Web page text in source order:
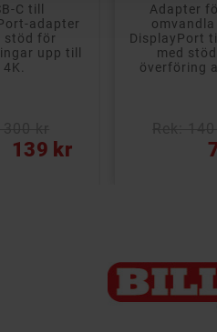
för att
från
till HDMI,
stöd för
av ljud.
79 kr
Perfekt
sin bärbar